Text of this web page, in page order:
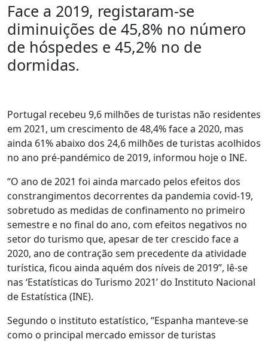
Face a 2019, registaram-se
diminuições de 45,8% no número
de hóspedes e 45,2% no de
dormidas.
Portugal recebeu 9,6 milhões de turistas não residentes
em 2021, um crescimento de 48,4% face a 2020, mas
ainda 61% abaixo dos 24,6 milhões de turistas acolhidos
no ano pré-pandémico de 2019, informou hoje o INE.
“O ano de 2021 foi ainda marcado pelos efeitos dos
constrangimentos decorrentes da pandemia covid-19,
sobretudo as medidas de confinamento no primeiro
semestre e no final do ano, com efeitos negativos no
setor do turismo que, apesar de ter crescido face a
2020, ano de contração sem precedente da atividade
turística, ficou ainda aquém dos níveis de 2019”, lê-se
nas ‘Estatísticas do Turismo 2021’ do Instituto Nacional
de Estatística (INE).
Segundo o instituto estatístico, “Espanha manteve-se
como o principal mercado emissor de turistas